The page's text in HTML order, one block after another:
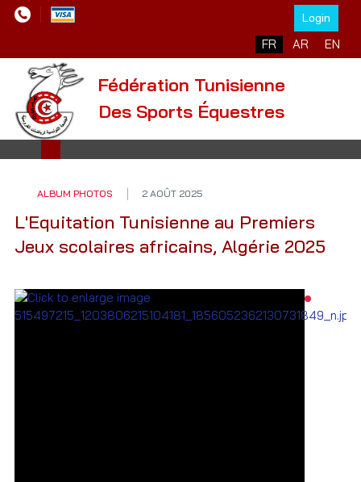
Login
Sélectionnez votre
FR AR EN
Fédération Tunisienne
Des Sports Équestres
ALBUM PHOTOS 2 AOÛT 2025
L'Equitation Tunisienne au Premiers
Jeux scolaires africains, Algérie 2025